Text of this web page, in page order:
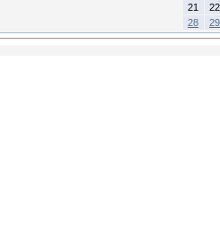
21
22
28
29